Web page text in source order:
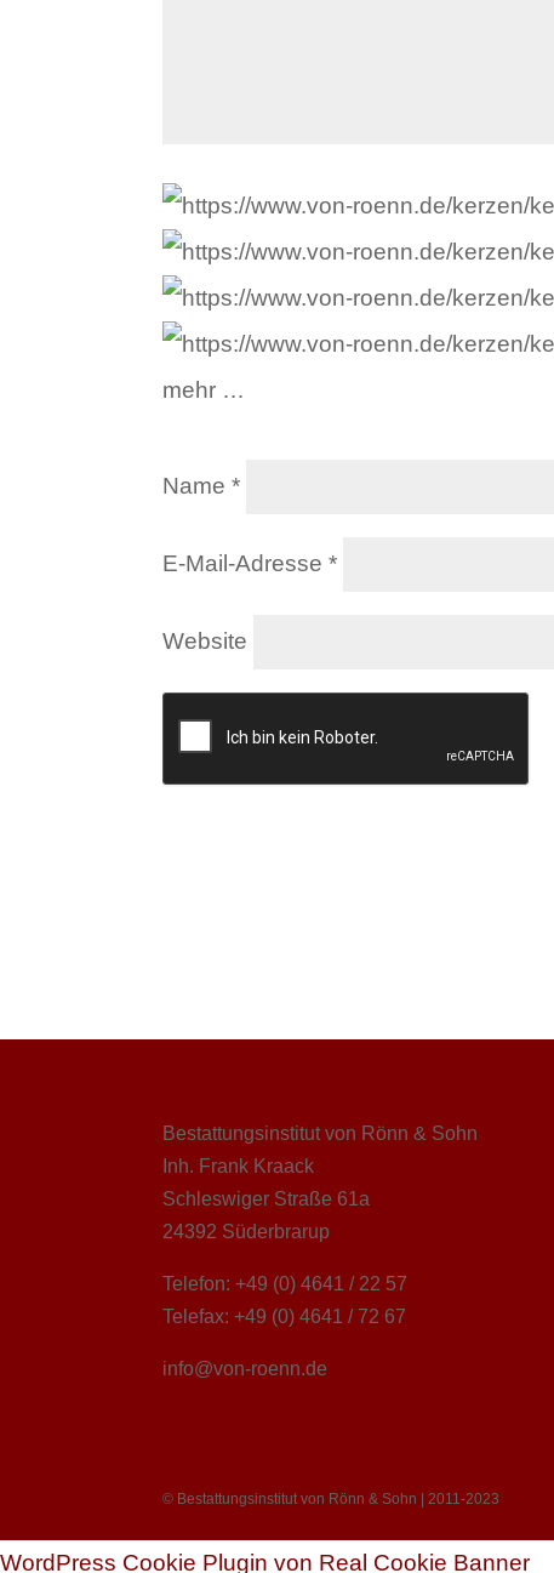
mehr …
Name*
E-Mail-Adresse*
Website
Bestattungsinstitut von Rönn & Sohn
Inh. Frank Kraack
Schleswiger Straße 61a
24392 Süderbrarup
Telefon: +49 (0) 4641 / 22 57
Telefax: +49 (0) 4641 / 72 67
info@von-roenn.de
© Bestattungsinstitut von Rönn & Sohn | 2011-2023
WordPress Cookie Plugin von Real Cookie Banner